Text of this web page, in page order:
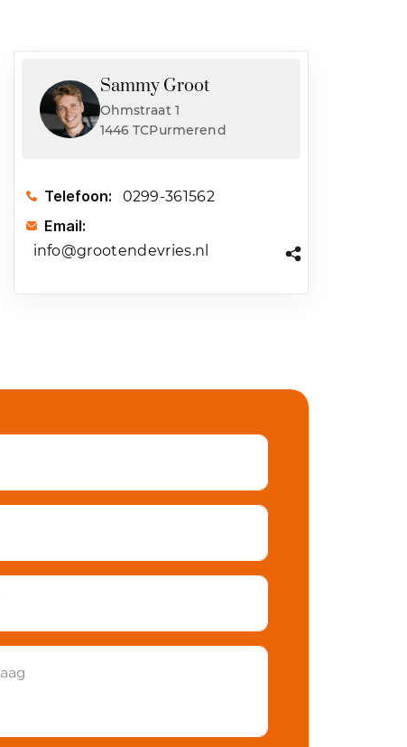
Sammy Groot
Ohmstraat 1
1446 TCPurmerend
Telefoon:
0299-361562
Email:
info@grootendevries.nl